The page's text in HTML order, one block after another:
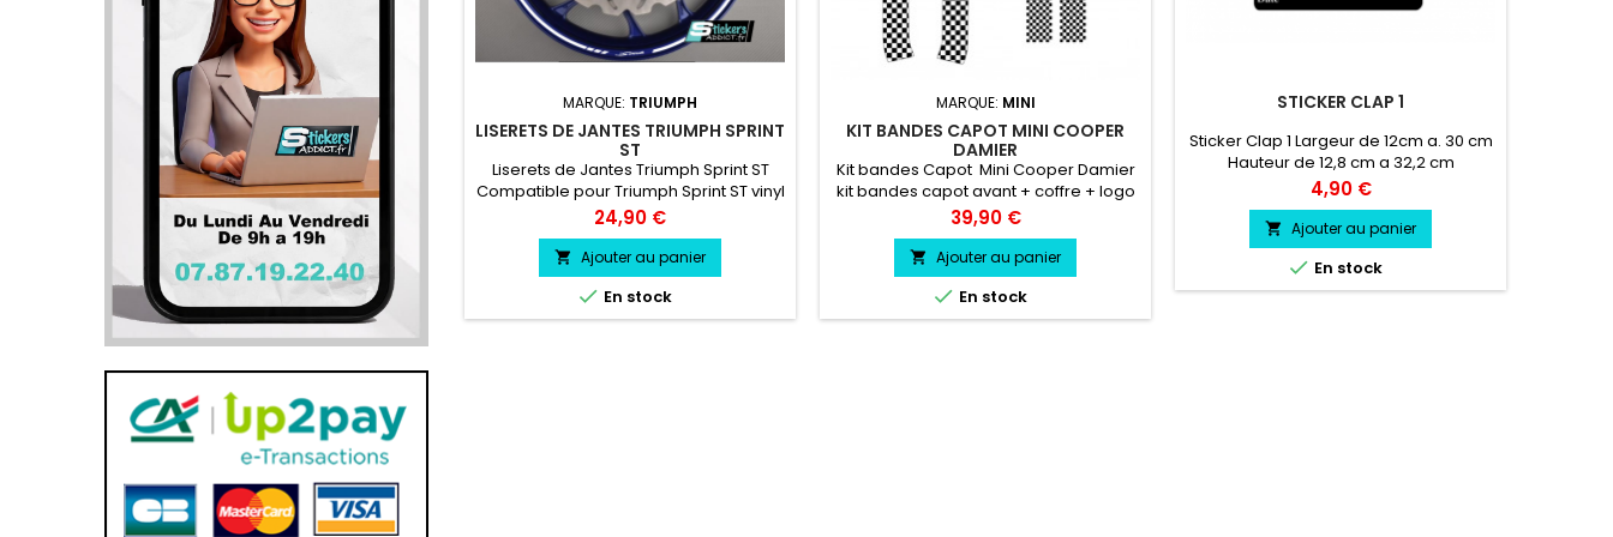
MARQUE: TRIUMPH
LISERETS DE JANTES TRIUMPH SPRINT
ST
Liserets de Jantes Triumph Sprint ST
Compatible pour Triumph Sprint ST vinyl
professionnel très résistant
Prix
24,90 €
 Ajouter au panier
 En stock
MARQUE: MINI
KIT BANDES CAPOT MINI COOPER
DAMIER
Kit bandes Capot Mini Cooper Damier
kit bandes capot avant + coffre + logo
2 bandes Capot Longueur 110 cm/
Largeur 10 cm 2 bandes Coffre
Longueur 1 m/ Largeur 10 cm 2 Logo
John Cooper Hauteur 8 cm/ Largeur
17.8 cm 2 Logo Mini cooper Hauteur
8cm/ Largeur 10.7 cm kit bandes capot
Prix
39,90 €
 Ajouter au panier
 En stock
STICKER CLAP 1
Sticker Clap 1 Largeur de 12cm a. 30 cm
Hauteur de 12,8 cm a 32,2 cm
Prix
4,90 €
 Ajouter au panier
 En stock